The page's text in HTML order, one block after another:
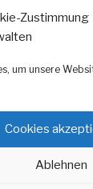
Zustimmung
um unsere
Cookies
Ablehnen
der